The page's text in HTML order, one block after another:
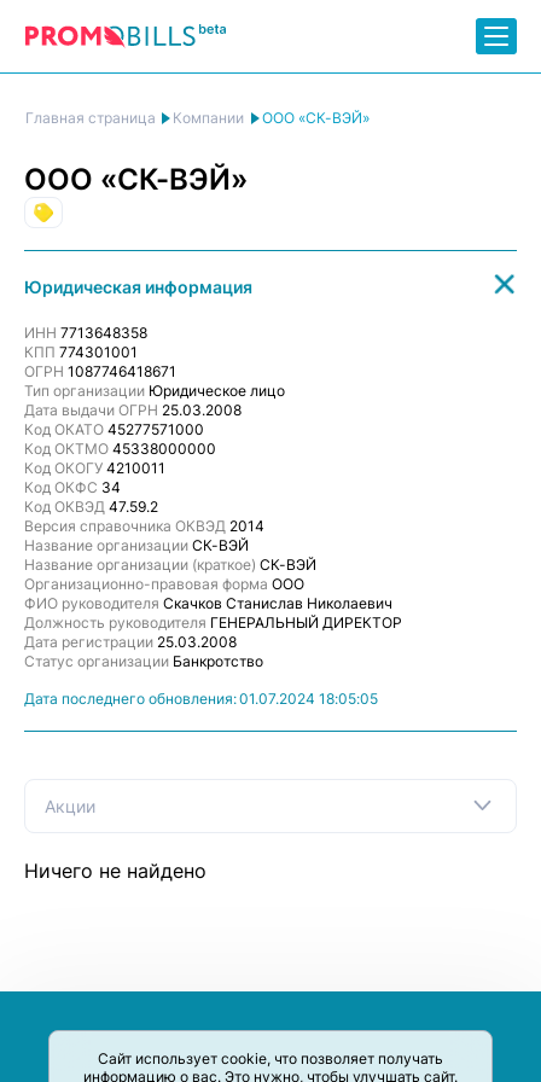
Сайт использует cookie, что позволяет получать
информацию о вас. Это нужно, чтобы улучшать сайт.
Главная страница Компании ООО «СК-ВЭЙ»
ООО «СК-ВЭЙ»
Юридическая информация
ИНН 7713648358
КПП 774301001
ОГРН 1087746418671
Тип организации Юридическое лицо
Дата выдачи ОГРН 25.03.2008
Код ОКАТО 45277571000
Код ОКТМО 45338000000
Код ОКОГУ 4210011
Код ОКФС 34
Код ОКВЭД 47.59.2
Версия справочника ОКВЭД 2014
Название организации СК-ВЭЙ
Название организации (краткое) СК-ВЭЙ
Организационно-правовая форма ООО
ФИО руководителя Скачков Станислав Николаевич
Должность руководителя ГЕНЕРАЛЬНЫЙ ДИРЕКТОР
Дата регистрации 25.03.2008
Статус организации Банкротство
Дата последнего обновления:01.07.2024 18:05:05
Акции
Ничего не найдено